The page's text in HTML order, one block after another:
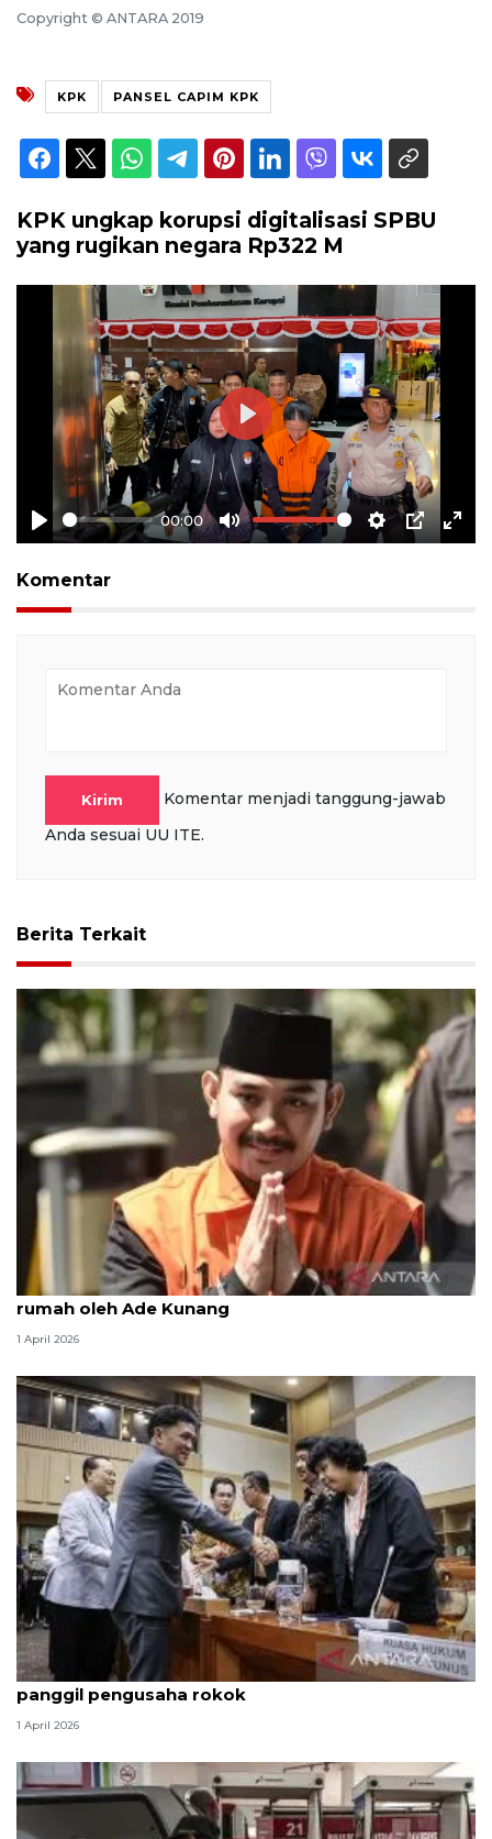
Copyright © ANTARA 2019
KPK PANSEL CAPIM KPK
KPK ungkap korupsi digitalisasi SPBU
yang rugikan negara Rp322 M
Play
00:00
Mute Settings
PIP
Play
Komentar
Kirim
Komentar menjadi tanggung-jawab
Anda sesuai UU ITE.
Berita Terkait
KPK periksa legal Lippo Cikarang soal pembelian
rumah oleh Ade Kunang
1 April 2026
Hukum kemarin, Andrie masih di HCU hingga KPK
panggil pengusaha rokok
1 April 2026